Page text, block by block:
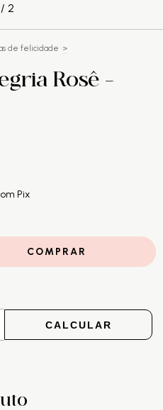
/ 2
de felicidade >
Rosê -
Pix
CALCULAR